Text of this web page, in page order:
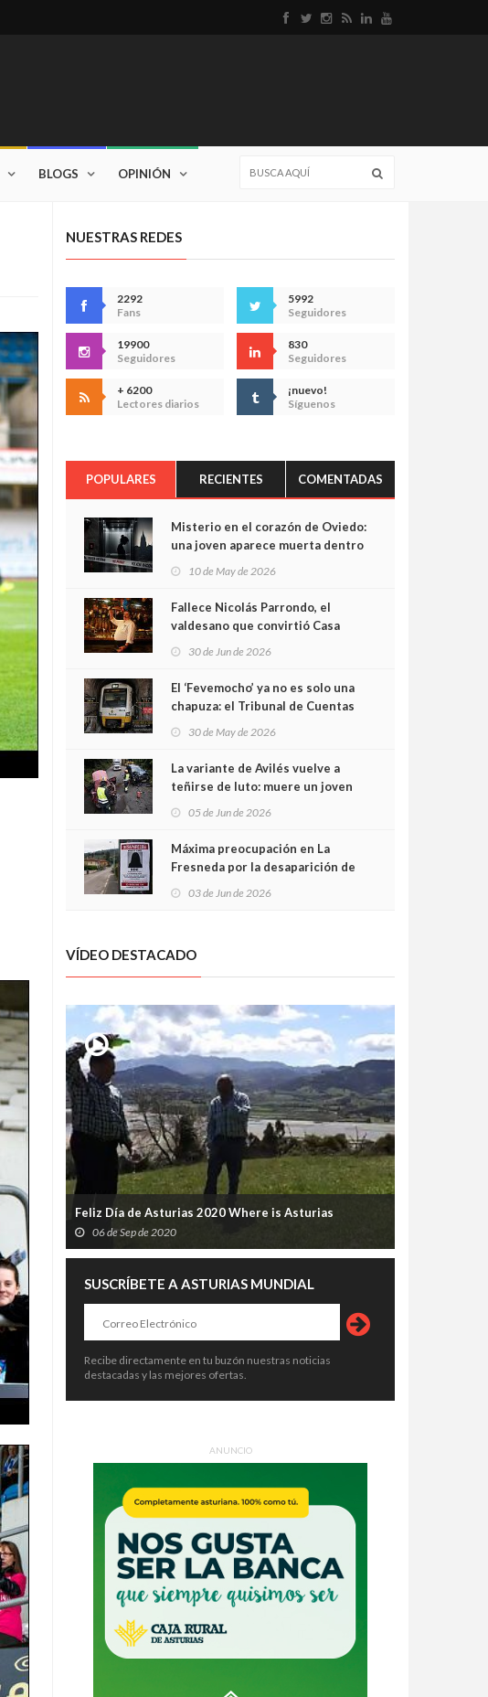
BLOGS OPINIÓN
NUESTRAS REDES
2292
Fans
5992
Seguidores
19900
Seguidores
830
Seguidores
+ 6200
Lectores diarios
¡nuevo!
Síguenos
POPULARES RECIENTES COMENTADAS
Misterio en el corazón de Oviedo:
una joven aparece muerta dentro
cámaras captan sus últimos
minutos
10 de May de 2026
Fallece Nicolás Parrondo, el
valdesano que convirtió Casa
30 de Jun de 2026
El ‘Fevemocho’ ya no es solo una
chapuza: el Tribunal de Cuentas
sobrecoste de los trenes que no
cabían por los túneles
30 de May de 2026
La variante de Avilés vuelve a
teñirse de luto: muere un joven
05 de Jun de 2026
Máxima preocupación en La
Fresneda por la desaparición de
03 de Jun de 2026
VÍDEO DESTACADO
Feliz Día de Asturias 2020 Where is Asturias
06 de Sep de 2020
SUSCRÍBETE A ASTURIAS MUNDIAL
Recibe directamente en tu buzón nuestras noticias
destacadas y las mejores ofertas.
ANUNCIO